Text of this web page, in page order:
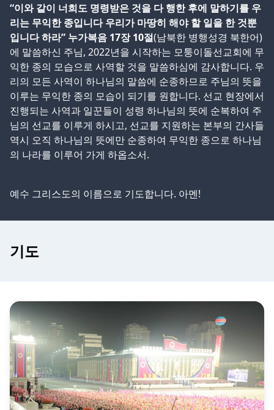
“이와 같이 너희도 명령받은 것을 다 행한 후에 말하기를 우
리는 무익한 종입니다 우리가 마땅히 해야 할 일을 한 것뿐
입니다 하라” 누가복음 17장 10절(남북한 병행성경 북한어)
에 말씀하신 주님, 2022년을 시작하는 모퉁이돌선교회에 무
익한 종의 모습으로 사역할 것을 말씀하심에 감사합니다. 우
리의 모든 사역이 하나님의 말씀에 순종하므로 주님의 뜻을
이루는 무익한 종의 모습이 되기를 원합니다. 선교 현장에서
진행되는 사역과 일꾼들이 성령 하나님의 뜻에 순복하여 주
님의 선교를 이루게 하시고, 선교를 지원하는 본부의 간사들
역시 오직 하나님의 뜻에만 순종하여 무익한 종으로 하나님
의 나라를 이루어 가게 하옵소서.
예수 그리스도의 이름으로 기도합니다. 아멘!
기도